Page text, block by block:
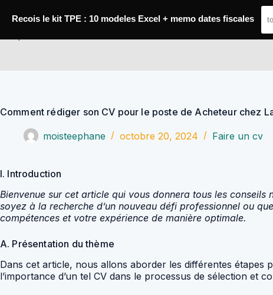
Comment rédiger son CV pour le poste de Acheteur chez
moisteephane octobre 20, 2024 Faire un cv
I. Introduction
Bienvenue sur cet article qui vous donnera tous les
soyez à la recherche d’un nouveau défi professionnel ou
compétences et votre expérience de manière optimale.
A. Présentation du thème
Dans cet article, nous allons aborder les différentes
l’importance d’un tel CV dans le processus de sélection et
Recois le kit TPE : 10 modeles Excel + memo dates fiscales